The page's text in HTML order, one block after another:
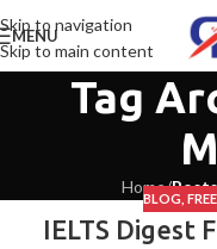
Skip to navigation
Skip to main content
MENU
Tag
Home/
BLOG
IELTS Digest